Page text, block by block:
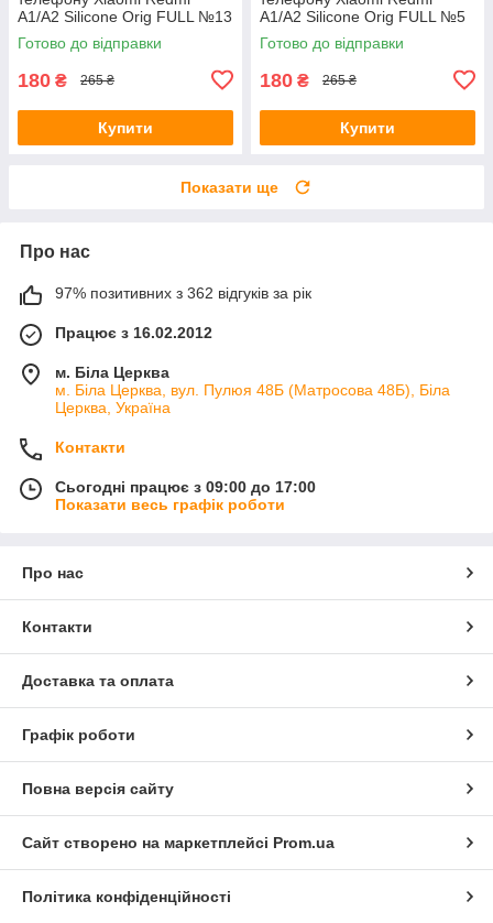
A1/A2 Silicone Orig FULL №13
violet 4you
Готово до відправки
180 ₴ 265 ₴
Купити
A1/A2 Silicone Orig FULL №5
red 4you
Готово до відправки
180 ₴ 265 ₴
Купити
Показати ще
Про нас
97% позитивних з 362 відгуків за рік
Працює з 16.02.2012
м. Біла Церква
м. Біла Церква, вул. Пулюя 48Б (Матросова 48Б), Біла
Церква, Україна
Контакти
Сьогодні працює з 09:00 до 17:00
Показати весь графік роботи
Про нас
Контакти
Доставка та оплата
Графік роботи
Повна версія сайту
Сайт створено на маркетплейсі Prom.ua
Політика конфіденційності